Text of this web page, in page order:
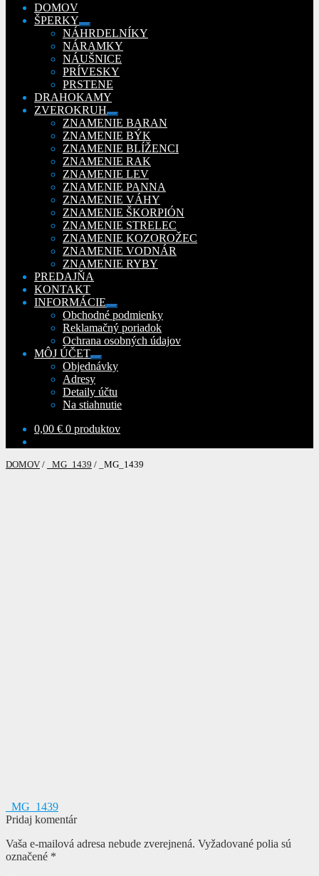
DOMOV
ŠPERKY
Rozbaliť
podradené
menu
NÁHRDELNÍKY
NÁRAMKY
NÁUŠNICE
PRÍVESKY
PRSTENE
DRAHOKAMY
ZVEROKRUH
Rozbaliť
podradené
menu
ZNAMENIE BARAN
ZNAMENIE BÝK
ZNAMENIE BLÍŽENCI
ZNAMENIE RAK
ZNAMENIE LEV
ZNAMENIE PANNA
ZNAMENIE VÁHY
ZNAMENIE ŠKORPIÓN
ZNAMENIE STRELEC
ZNAMENIE KOZOROŽEC
ZNAMENIE VODNÁR
ZNAMENIE RYBY
PREDAJŇA
KONTAKT
INFORMÁCIE
Rozbaliť
podradené
menu
Obchodné podmienky
Reklamačný poriadok
Ochrana osobných údajov
MÔJ ÚČET
Rozbaliť
podradené
Objednávky
Adresy
Detaily účtu
Na stiahnutie
0,00 € 0 produktov
DOMOV / _MG_1439 / _MG_1439
Navigácia
v
článku
Predchádzajúci
článok:
_MG_1439
Pridaj komentár
Vaša e-mailová adresa nebude zverejnená. Vyžadované polia sú
označené *